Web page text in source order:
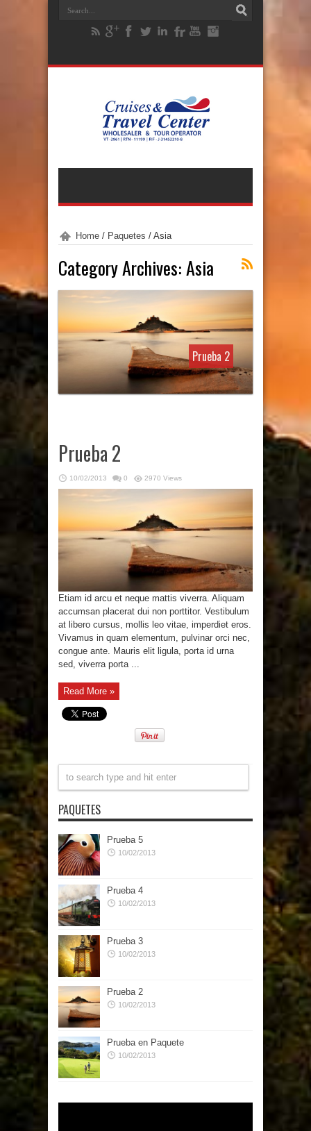
Home / Paquetes / Asia
Category Archives:Asia
Prueba 2
Prueba 2
10/02/2013 0 2970 Views
Etiam id arcu et neque mattis viverra. Aliquam
accumsan placerat dui non porttitor. Vestibulum
at libero cursus, mollis leo vitae, imperdiet eros.
Vivamus in quam elementum, pulvinar orci nec,
congue ante. Mauris elit ligula, porta id urna
sed, viverra porta ...
Read More »
PAQUETES
Prueba 5
10/02/2013
Prueba 4
10/02/2013
Prueba 3
10/02/2013
Prueba 2
10/02/2013
Prueba en Paquete
10/02/2013